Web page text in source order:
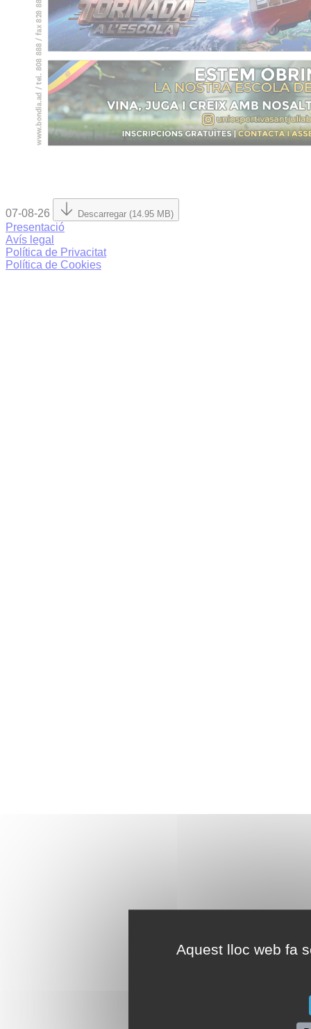
Aquest lloc web fa
07-08-26 Descarregar (14.95 MB)
Presentació
Avís legal
Política de Privacitat
Política de Cookies